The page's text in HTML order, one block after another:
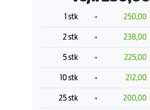
1 stk 250,00
2 stk 238,00
5 stk 225,00
10 stk 212,00
25 stk 200,00